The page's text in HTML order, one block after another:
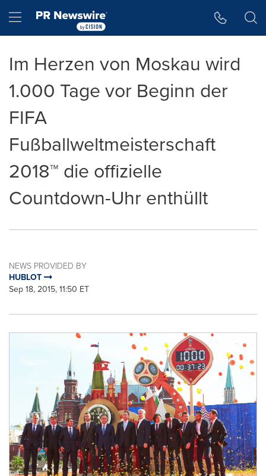
Hamburger menu
Im Herzen von Moskau wird
1.000 Tage vor Beginn der
FIFA
Fußballweltmeisterschaft
2018™ die offizielle
Countdown-Uhr enthüllt
NEWS PROVIDED BY
HUBLOT
Sep 18, 2015, 11:50 ET